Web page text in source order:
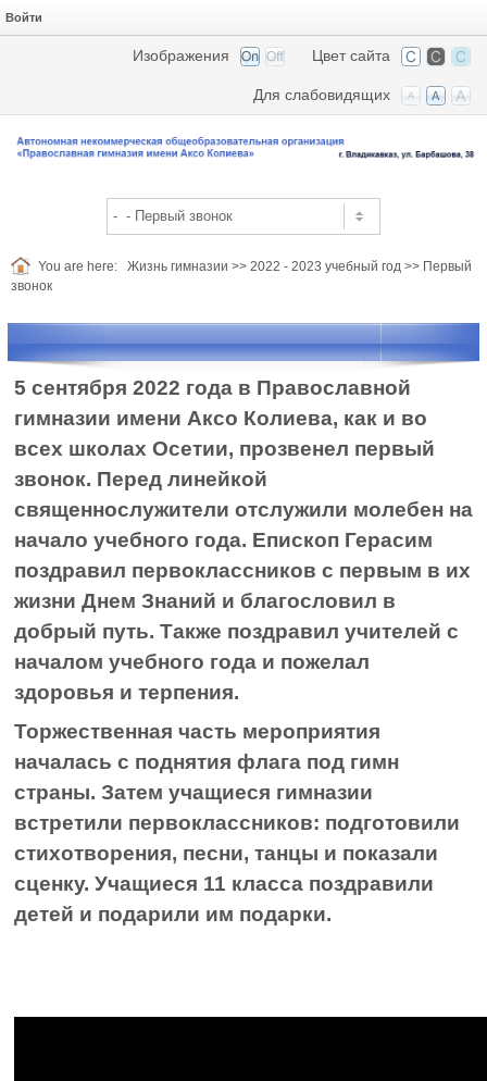
Войти
Цвет сайта
Изображения
Для слабовидящих
You are here: Жизнь гимназии >> 2022 - 2023 учебный год >> Первый
звонок
5 сентября 2022 года в Православной
гимназии имени Аксо Колиева, как и во
всех школах Осетии, прозвенел первый
звонок. Перед линейкой
священнослужители отслужили молебен на
начало учебного года. Епископ Герасим
поздравил первоклассников с первым в их
жизни Днем Знаний и благословил в
добрый путь. Также поздравил учителей с
началом учебного года и пожелал
здоровья и терпения.
Торжественная часть мероприятия
началась с поднятия флага под гимн
страны. Затем учащиеся гимназии
встретили первоклассников: подготовили
стихотворения, песни, танцы и показали
сценку. Учащиеся 11 класса поздравили
детей и подарили им подарки.